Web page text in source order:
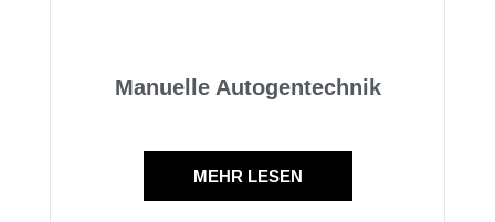
Manuelle Autogentechnik
MEHR LESEN